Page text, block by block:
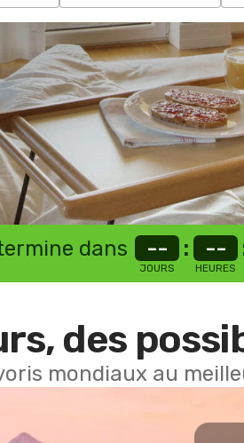
dans --
JOURS
: --
HEURES
des
mondiaux au